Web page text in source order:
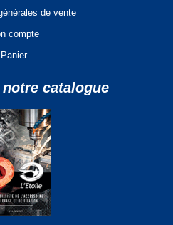
de vente
compte
Panier
catalogue